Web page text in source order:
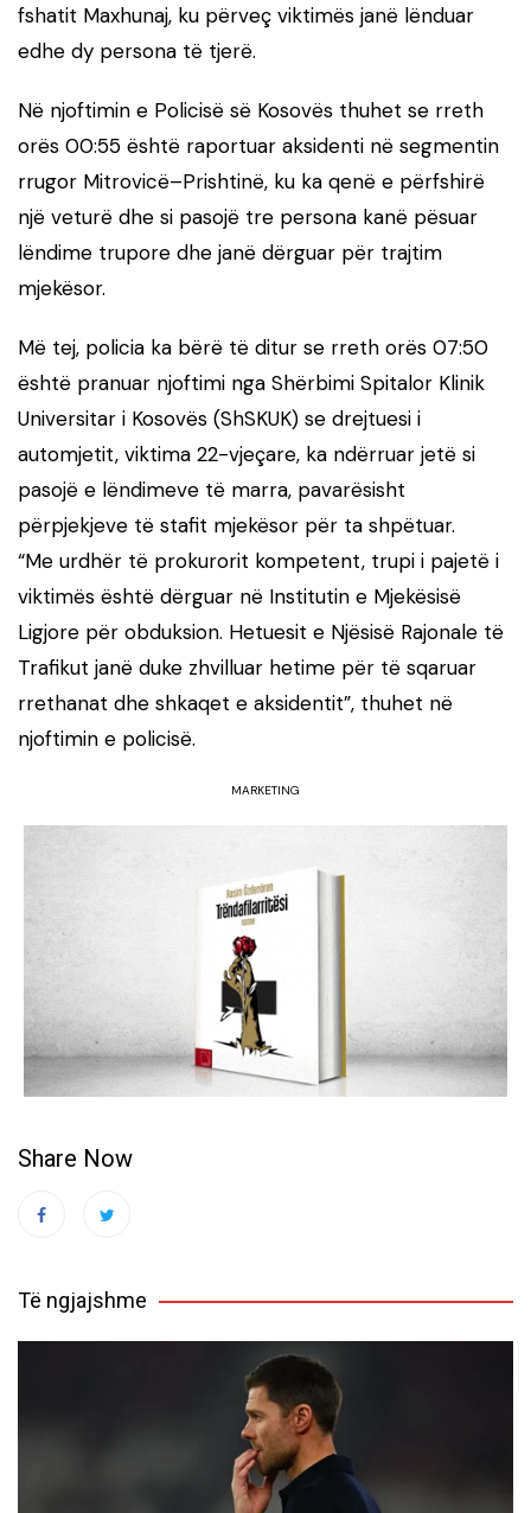
fshatit Maxhunaj, ku përveç viktimës janë lënduar
edhe dy persona të tjerë.
Në njoftimin e Policisë së Kosovës thuhet se rreth
orës 00:55 është raportuar aksidenti në segmentin
rrugor Mitrovicë–Prishtinë, ku ka qenë e përfshirë
një veturë dhe si pasojë tre persona kanë pësuar
lëndime trupore dhe janë dërguar për trajtim
mjekësor.
Më tej, policia ka bërë të ditur se rreth orës 07:50
është pranuar njoftimi nga Shërbimi Spitalor Klinik
Universitar i Kosovës (ShSKUK) se drejtuesi i
automjetit, viktima 22-vjeçare, ka ndërruar jetë si
pasojë e lëndimeve të marra, pavarësisht
përpjekjeve të stafit mjekësor për ta shpëtuar.
“Me urdhër të prokurorit kompetent, trupi i pajetë i
viktimës është dërguar në Institutin e Mjekësisë
Ligjore për obduksion. Hetuesit e Njësisë Rajonale të
Trafikut janë duke zhvilluar hetime për të sqaruar
rrethanat dhe shkaqet e aksidentit”, thuhet në
njoftimin e policisë.
MARKETING
Share Now
Të ngjajshme